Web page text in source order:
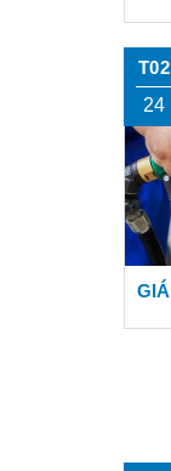
nay.
T02
24